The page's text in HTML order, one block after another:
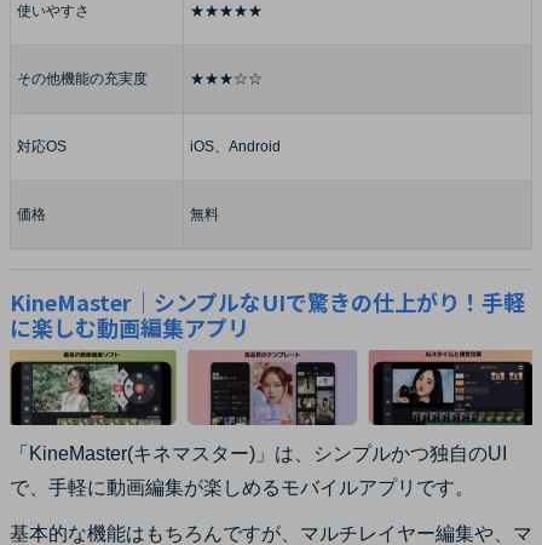
使いやすさ ★★★★★
その他機能の充実度 ★★★☆☆
対応OS iOS、Android
価格 無料
KineMaster｜シンプルなUIで驚きの仕上がり！手軽
に楽しむ動画編集アプリ
「KineMaster(キネマスター)」は、シンプルかつ独自のUI
で、手軽に動画編集が楽しめるモバイルアプリです。
基本的な機能はもちろんですが、マルチレイヤー編集や、マ